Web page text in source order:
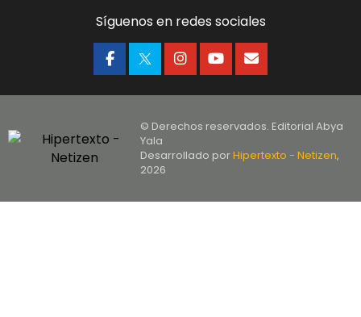
Síguenos en redes sociales
© Derechos reservados. Editorial Abya
Yala
Desarrollado porHipertexto - Netizen,
2026